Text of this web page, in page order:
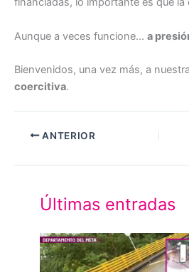
Aunque a veces funcione… a
Bienvenidos, una vez más, a
coercitiva.
ANTERIOR
Últimas entradas